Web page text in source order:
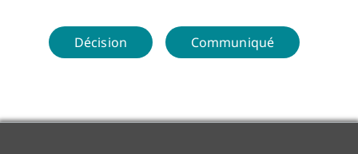
Décision Communiqué